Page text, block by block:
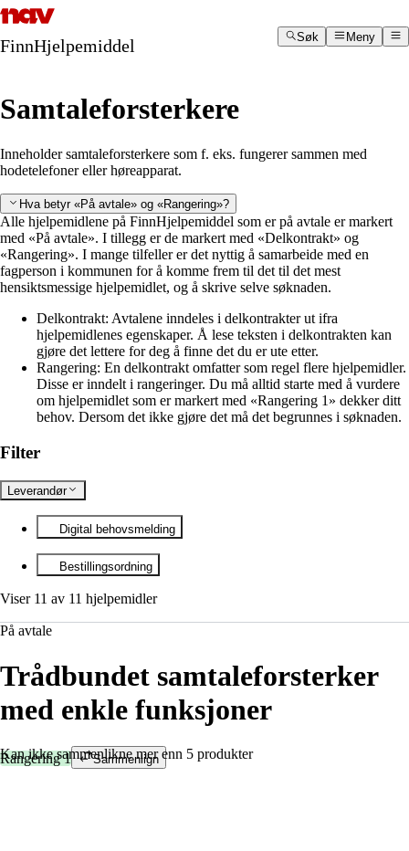
Hopp
til
hovedinnhold
FinnHjelpemiddel Søk Meny
Samtaleforsterkere
Inneholder samtaleforsterkere som f. eks. fungerer sammen med
hodetelefoner eller høreapparat.
Hva betyr «På avtale» og «Rangering»?
Alle hjelpemidlene på FinnHjelpemiddel som er på avtale er markert
med «På avtale». I tillegg er de markert med «Delkontrakt» og
«Rangering». I mange tilfeller er det nyttig å samarbeide med en
fagperson i kommunen for å komme frem til det til det mest
hensiktsmessige hjelpemidlet, og å skrive selve søknaden.
Delkontrakt: Avtalene inndeles i delkontrakter ut ifra
hjelpemidlenes egenskaper. Å lese teksten i delkontrakten kan
gjøre det lettere for deg å finne det du er ute etter.
Rangering: En delkontrakt omfatter som regel flere hjelpemidler.
Disse er inndelt i rangeringer. Du må alltid starte med å vurdere
om hjelpemidlet som er markert med «Rangering 1» dekker ditt
behov. Dersom det ikke gjøre det må det begrunnes i søknaden.
Filter
Leverandør
Digital behovsmelding
Bestillingsordning
Viser 11 av 11 hjelpemidler
På avtale
Trådbundet samtaleforsterker
med enkle funksjoner
Rangering 1 Sammenlign
Kan ikke sammenlikne mer enn 5 produkter